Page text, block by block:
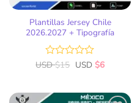
Plantillas Jersey Chile
2026.2027 + Tipografía
Valorado
de
USD$15 USD $6